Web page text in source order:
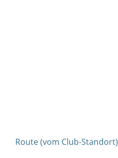
Route (vom Club-Standort)